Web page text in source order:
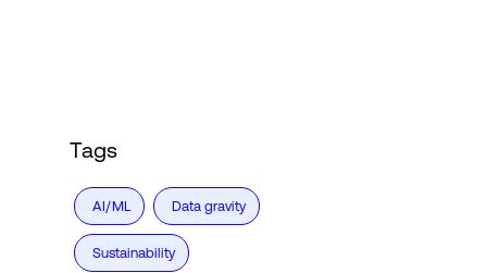
Tags
AI/ML Data gravity
Sustainability